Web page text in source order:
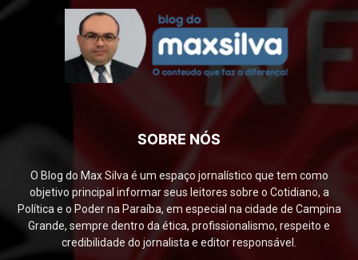
SOBRE NÓS
O Blog do Max Silva é um espaço jornalístico que tem como
objetivo principal informar seus leitores sobre o Cotidiano, a
Política e o Poder na Paraíba, em especial na cidade de Campina
Grande, sempre dentro da ética, profissionalismo, respeito e
credibilidade do jornalista e editor responsável.